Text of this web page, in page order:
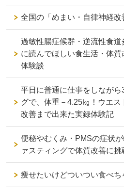
全国の「めまい・自律神経
過敏性腸症候群・逆流性食道
に読んでほしい食生活・体
体験談
平日に普通に仕事をしなが
グで、体重－4.25㎏！ウエ
改善まで出来た実録体験記
便秘やむくみ・PMSの症状
ァスティングで体質改善に挑
痩せたいけどついつい食べち